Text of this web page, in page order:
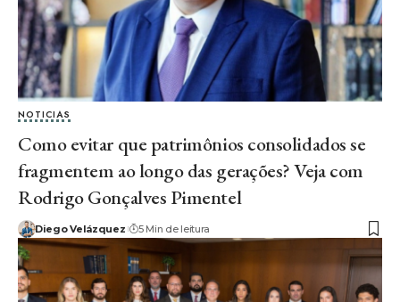
NOTICIAS
Como evitar que patrimônios consolidados se
fragmentem ao longo das gerações? Veja com
Rodrigo Gonçalves Pimentel
Diego Velázquez 5 Min de leitura